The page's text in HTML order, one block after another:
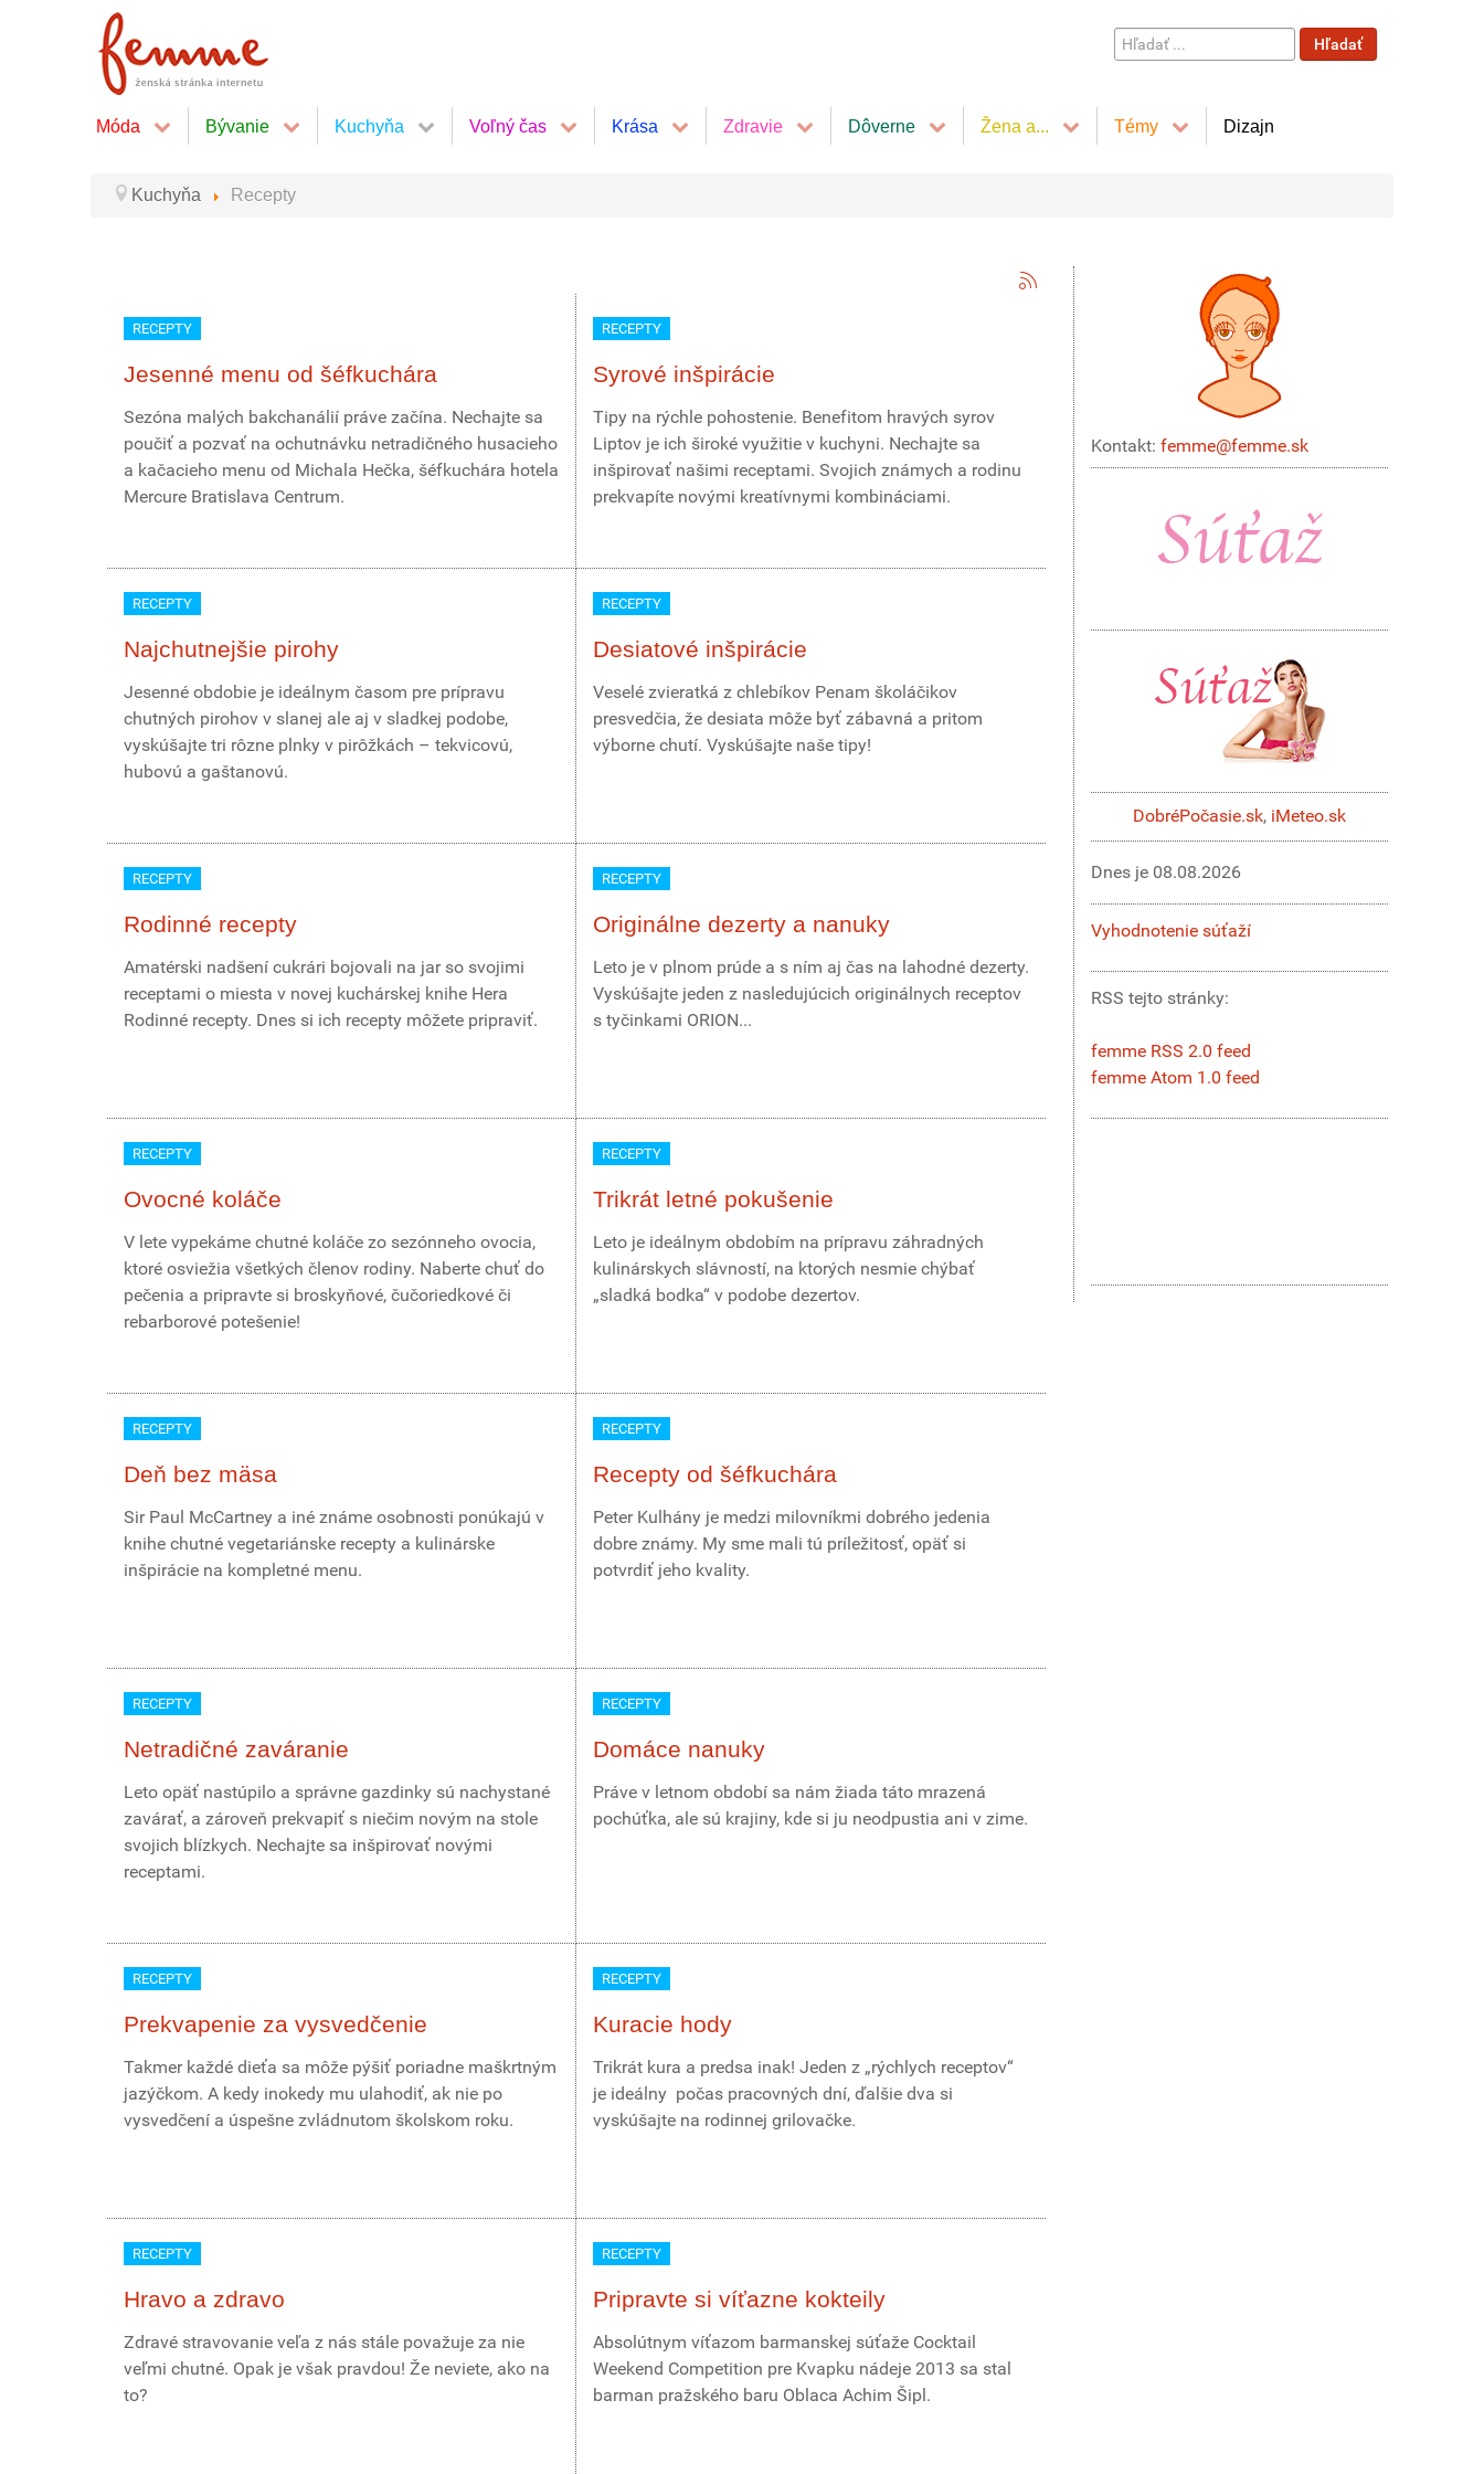
Hľadať
...
Hľadať
Móda Bývanie Kuchyňa Voľný čas Krása Zdravie Dôverne Žena a... Témy Dizajn
Kuchyňa Recepty
RECEPTY
Jesenné menu od šéfkuchára
Sezóna malých bakchanálií práve začína. Nechajte sa
poučiť a pozvať na ochutnávku netradičného husacieho
a kačacieho menu od Michala Hečka, šéfkuchára hotela
Mercure Bratislava Centrum.
RECEPTY
Syrové inšpirácie
Tipy na rýchle pohostenie. Benefitom hravých syrov
Liptov je ich široké využitie v kuchyni. Nechajte sa
inšpirovať našimi receptami. Svojich známych a rodinu
prekvapíte novými kreatívnymi kombináciami.
RECEPTY
Najchutnejšie pirohy
Jesenné obdobie je ideálnym časom pre prípravu
chutných pirohov v slanej ale aj v sladkej podobe,
vyskúšajte tri rôzne plnky v pirôžkách – tekvicovú,
hubovú a gaštanovú.
RECEPTY
Desiatové inšpirácie
Veselé zvieratká z chlebíkov Penam školáčikov
presvedčia, že desiata môže byť zábavná a pritom
výborne chutí. Vyskúšajte naše tipy!
RECEPTY
Rodinné recepty
Amatérski nadšení cukrári bojovali na jar so svojimi
receptami o miesta v novej kuchárskej knihe Hera
Rodinné recepty. Dnes si ich recepty môžete pripraviť.
RECEPTY
Originálne dezerty a nanuky
Leto je v plnom prúde a s ním aj čas na lahodné dezerty.
Vyskúšajte jeden z nasledujúcich originálnych receptov
s tyčinkami ORION...
RECEPTY
Ovocné koláče
V lete vypekáme chutné koláče zo sezónneho ovocia,
ktoré osviežia všetkých členov rodiny. Naberte chuť do
pečenia a pripravte si broskyňové, čučoriedkové či
rebarborové potešenie!
RECEPTY
Trikrát letné pokušenie
Leto je ideálnym obdobím na prípravu záhradných
kulinárskych slávností, na ktorých nesmie chýbať
„sladká bodka“ v podobe dezertov.
RECEPTY
Deň bez mäsa
Sir Paul McCartney a iné známe osobnosti ponúkajú v
knihe chutné vegetariánske recepty a kulinárske
inšpirácie na kompletné menu.
RECEPTY
Recepty od šéfkuchára
Peter Kulhány je medzi milovníkmi dobrého jedenia
dobre známy. My sme mali tú príležitosť, opäť si
potvrdiť jeho kvality.
RECEPTY
Netradičné zaváranie
Leto opäť nastúpilo a správne gazdinky sú nachystané
zavárať, a zároveň prekvapiť s niečim novým na stole
svojich blízkych. Nechajte sa inšpirovať novými
receptami.
RECEPTY
Domáce nanuky
Práve v letnom období sa nám žiada táto mrazená
pochúťka, ale sú krajiny, kde si ju neodpustia ani v zime.
RECEPTY
Prekvapenie za vysvedčenie
Takmer každé dieťa sa môže pýšiť poriadne maškrtným
jazýčkom. A kedy inokedy mu ulahodiť, ak nie po
vysvedčení a úspešne zvládnutom školskom roku.
RECEPTY
Kuracie hody
Trikrát kura a predsa inak! Jeden z „rýchlych receptov“
je ideálny počas pracovných dní, ďalšie dva si
vyskúšajte na rodinnej grilovačke.
RECEPTY
Hravo a zdravo
Zdravé stravovanie veľa z nás stále považuje za nie
veľmi chutné. Opak je však pravdou! Že neviete, ako na
to?
RECEPTY
Pripravte si víťazne kokteily
Absolútnym víťazom barmanskej súťaže Cocktail
Weekend Competition pre Kvapku nádeje 2013 sa stal
barman pražského baru Oblaca Achim Šipl.
Kontakt: femme@femme.sk
DobréPočasie.sk, iMeteo.sk
Dnes je 08.08.2026
Vyhodnotenie súťaží
RSS tejto stránky:
femme RSS 2.0 feed
femme Atom 1.0 feed